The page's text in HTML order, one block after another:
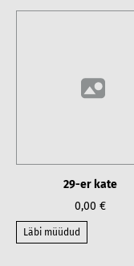
29-er kate
0,00 €
Läbi müüdud